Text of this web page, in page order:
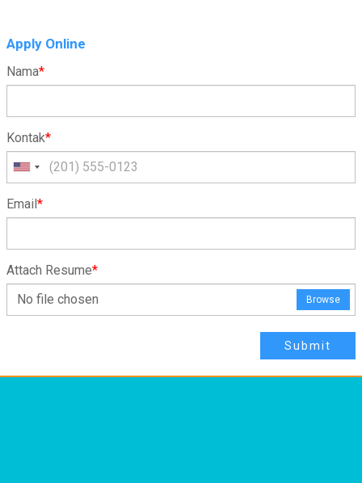
Apply Online
Nama*
Kontak*
Email*
Attach Resume*
No file chosen
Browse
Submit